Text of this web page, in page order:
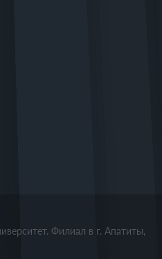
Филиал в г. Апатиты,